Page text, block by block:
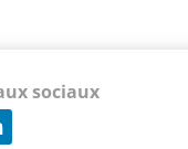
sociaux